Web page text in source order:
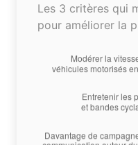
Les 3 critères qui
pour améliorer la